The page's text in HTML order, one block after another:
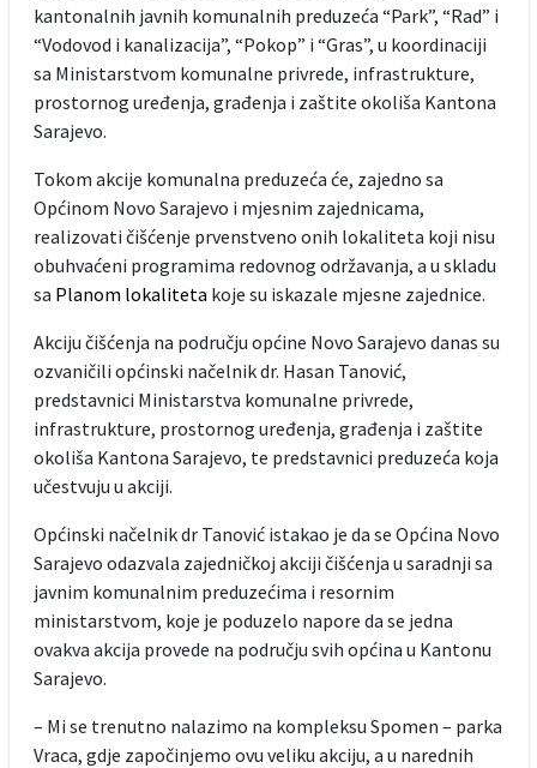
kantonalnih javnih komunalnih preduzeća “Park”, “Rad” i
“Vodovod i kanalizacija”, “Pokop” i “Gras”, u koordinaciji
sa Ministarstvom komunalne privrede, infrastrukture,
prostornog uređenja, građenja i zaštite okoliša Kantona
Sarajevo.
Tokom akcije komunalna preduzeća će, zajedno sa
Općinom Novo Sarajevo i mjesnim zajednicama,
realizovati čišćenje prvenstveno onih lokaliteta koji nisu
obuhvaćeni programima redovnog održavanja, a u skladu
sa Planom lokaliteta koje su iskazale mjesne zajednice.
Akciju čišćenja na području općine Novo Sarajevo danas su
ozvaničili općinski načelnik dr. Hasan Tanović,
predstavnici Ministarstva komunalne privrede,
infrastrukture, prostornog uređenja, građenja i zaštite
okoliša Kantona Sarajevo, te predstavnici preduzeća koja
učestvuju u akciji.
Općinski načelnik dr Tanović istakao je da se Općina Novo
Sarajevo odazvala zajedničkoj akciji čišćenja u saradnji sa
javnim komunalnim preduzećima i resornim
ministarstvom, koje je poduzelo napore da se jedna
ovakva akcija provede na području svih općina u Kantonu
Sarajevo.
– Mi se trenutno nalazimo na kompleksu Spomen – parka
Vraca, gdje započinjemo ovu veliku akciju, a u narednih